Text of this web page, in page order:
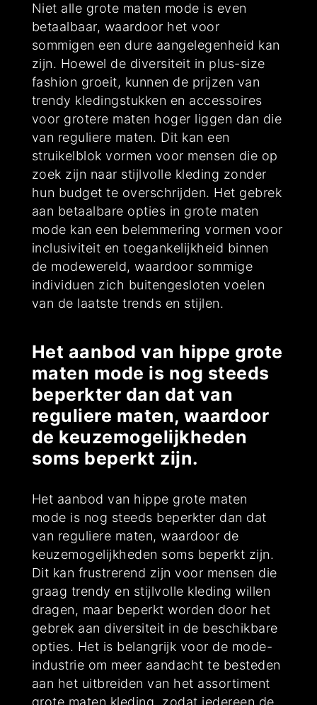
Niet alle grote maten mode is even
betaalbaar, waardoor het voor
sommigen een dure aangelegenheid kan
zijn. Hoewel de diversiteit in plus-size
fashion groeit, kunnen de prijzen van
trendy kledingstukken en accessoires
voor grotere maten hoger liggen dan die
van reguliere maten. Dit kan een
struikelblok vormen voor mensen die op
zoek zijn naar stijlvolle kleding zonder
hun budget te overschrijden. Het gebrek
aan betaalbare opties in grote maten
mode kan een belemmering vormen voor
inclusiviteit en toegankelijkheid binnen
de modewereld, waardoor sommige
individuen zich buitengesloten voelen
van de laatste trends en stijlen.
Het aanbod van hippe grote
maten mode is nog steeds
beperkter dan dat van
reguliere maten, waardoor
de keuzemogelijkheden
soms beperkt zijn.
Het aanbod van hippe grote maten
mode is nog steeds beperkter dan dat
van reguliere maten, waardoor de
keuzemogelijkheden soms beperkt zijn.
Dit kan frustrerend zijn voor mensen die
graag trendy en stijlvolle kleding willen
dragen, maar beperkt worden door het
gebrek aan diversiteit in de beschikbare
opties. Het is belangrijk voor de mode-
industrie om meer aandacht te besteden
aan het uitbreiden van het assortiment